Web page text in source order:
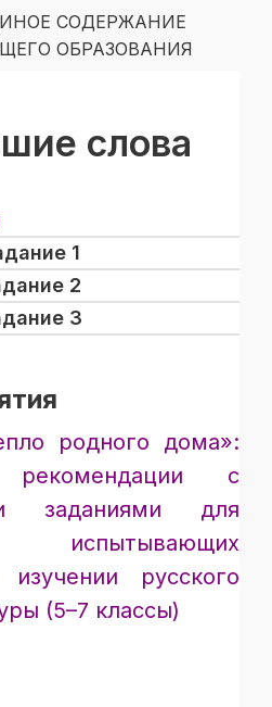
СОДЕРЖАНИЕ
ОБРАЗОВАНИЯ
слова
1
2
3
родного дома»:
рекомендации с
заданиями для
испытывающих
русского
(5–7 классы)